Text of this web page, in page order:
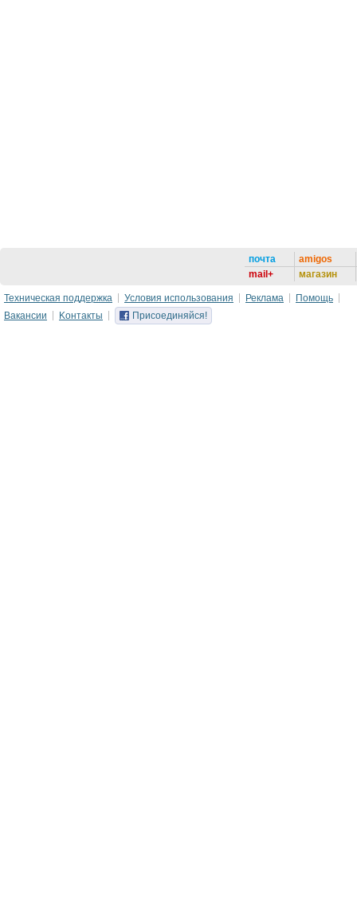
почта
mail+
amigos
магазин
Техническая поддержка Условия использования Реклама
Помощь
Вакансии
Kонтакты Присоединяйся!